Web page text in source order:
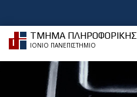
ΤΜΗΜΑ ΠΛΗΡΟΦΟΡΙΚΗΣ
ΙΟΝΙΟ ΠΑΝΕΠΙΣΤΗΜΙΟ